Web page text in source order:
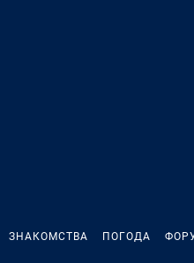
ЗНАКОМСТВА ПОГОДА